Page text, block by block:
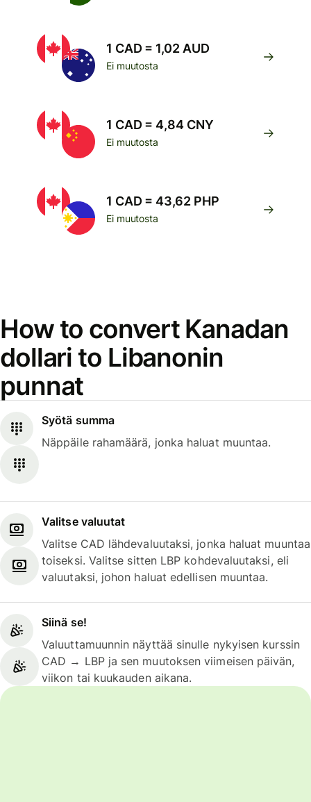
1 CAD = 1,02 AUD
Ei muutosta
1 CAD = 4,84 CNY
Ei muutosta
1 CAD = 43,62 PHP
Ei muutosta
How to convert Kanadan
dollari to Libanonin
punnat
Syötä summa
Näppäile rahamäärä, jonka haluat muuntaa.
Valitse valuutat
Valitse CAD lähdevaluutaksi, jonka haluat muuntaa
toiseksi. Valitse sitten LBP kohdevaluutaksi, eli
valuutaksi, johon haluat edellisen muuntaa.
Siinä se!
Valuuttamuunnin näyttää sinulle nykyisen kurssin
CAD → LBP ja sen muutoksen viimeisen päivän,
viikon tai kuukauden aikana.